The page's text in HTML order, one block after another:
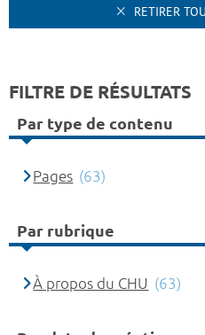
RETIRER
FILTRE DE RÉSULTATS
Par type de contenu
Pages (63)
Par rubrique
À propos du CHU (63)